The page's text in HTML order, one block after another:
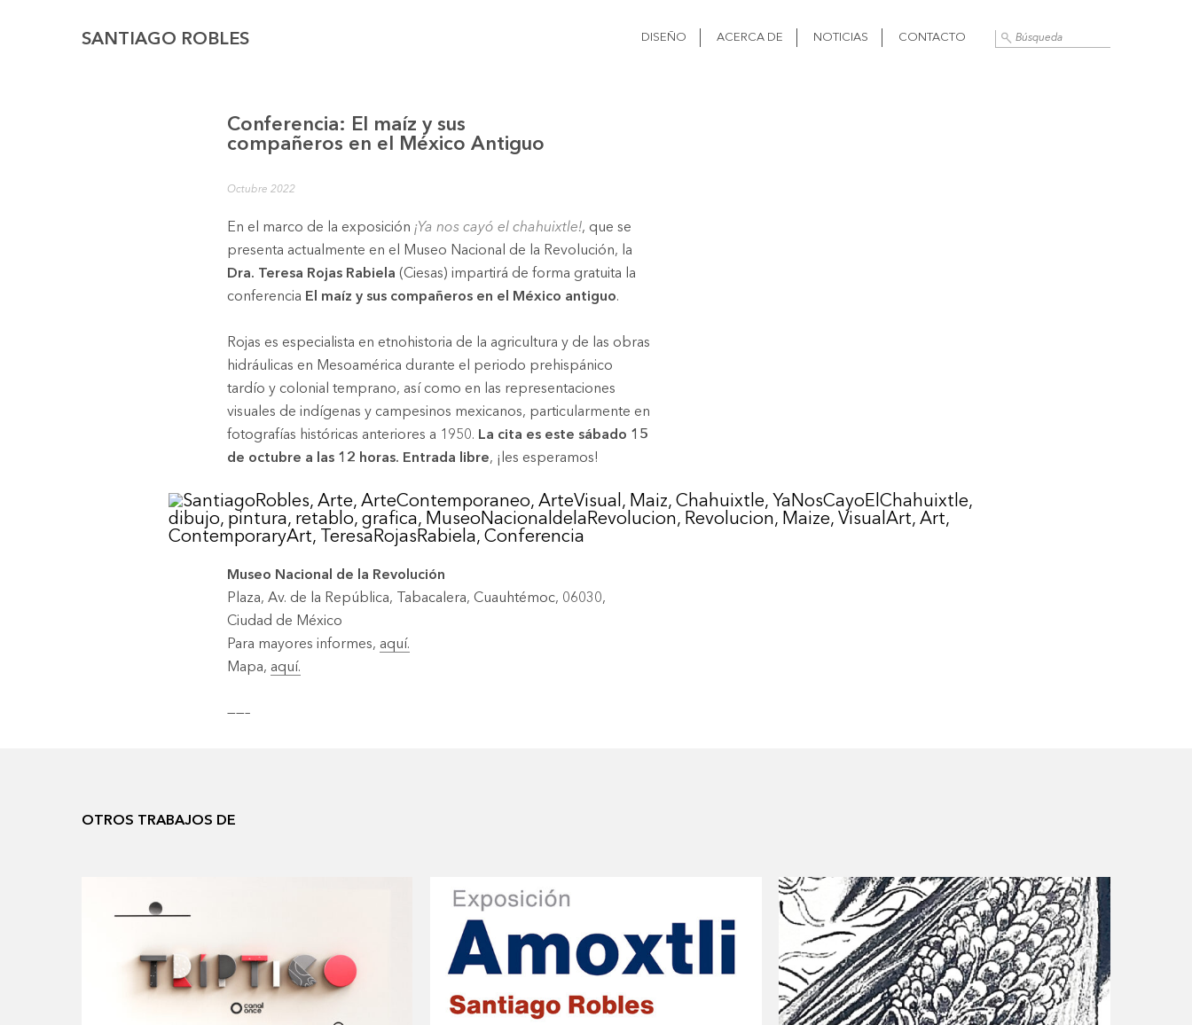
SANTIAGO ROBLES DISEÑO ACERCA DE NOTICIAS CONTACTO
Conferencia: El maíz y sus
compañeros en el México Antiguo
Octubre 2022
En el marco de la exposición ¡Ya nos cayó el chahuixtle!, que se
presenta actualmente en el Museo Nacional de la Revolución, la
Dra. Teresa Rojas Rabiela (Ciesas) impartirá de forma gratuita la
conferencia El maíz y sus compañeros en el México antiguo.
Rojas es especialista en etnohistoria de la agricultura y de las obras
hidráulicas en Mesoamérica durante el periodo prehispánico
tardío y colonial temprano, así como en las representaciones
visuales de indígenas y campesinos mexicanos, particularmente en
fotografías históricas anteriores a 1950. La cita es este sábado 15
de octubre a las 12 horas. Entrada libre, ¡les esperamos!
Museo Nacional de la Revolución
Plaza, Av. de la República, Tabacalera, Cuauhtémoc, 06030,
Ciudad de México
Para mayores informes, aquí.
Mapa, aquí.
——–
OTROS TRABAJOS DE